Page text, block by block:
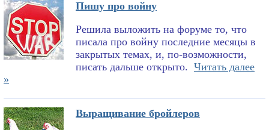
Пишу про войну
Решила выложить на форуме то, что
писала про войну последние месяцы в
закрытых темах, и, по-возможности,
писать дальше открыто. Читать далее
»
Выращивание бройлеров